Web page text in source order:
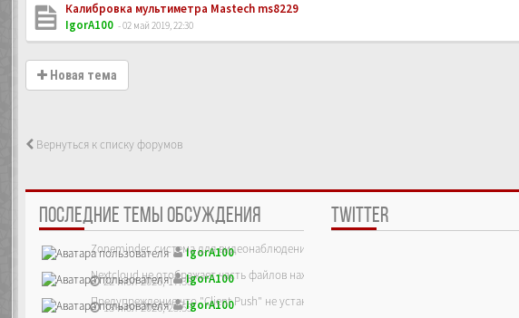
Калибровка мультиметра Mastech ms8229
IgorA100 - 02 май 2019, 22:30
Новая тема
Вернуться к списку форумов
ПОСЛЕДНИЕ ТЕМЫ ОБСУЖДЕНИЯ
Zoneminder, система для видеонаблюдения
IgorA100
22 июл 2026, 17:38
Nextcloud не отображает часть файлов находящихся на сервере.
IgorA100
13 июл 2026, 23:55
Предупреждение что "Client Push" не установлен, ре...
IgorA100
TWITTER